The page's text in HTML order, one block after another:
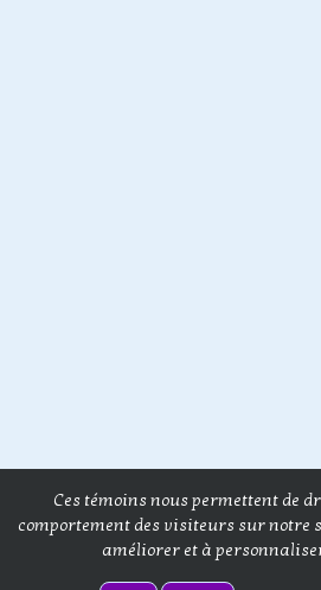
Ces témoins nous permettent de
comportement des visiteurs sur notre
améliorer et à